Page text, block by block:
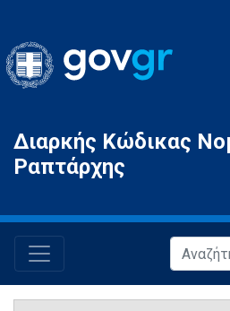
Gov.gr
Διαρκής Κώδικας
Ραπτάρχης